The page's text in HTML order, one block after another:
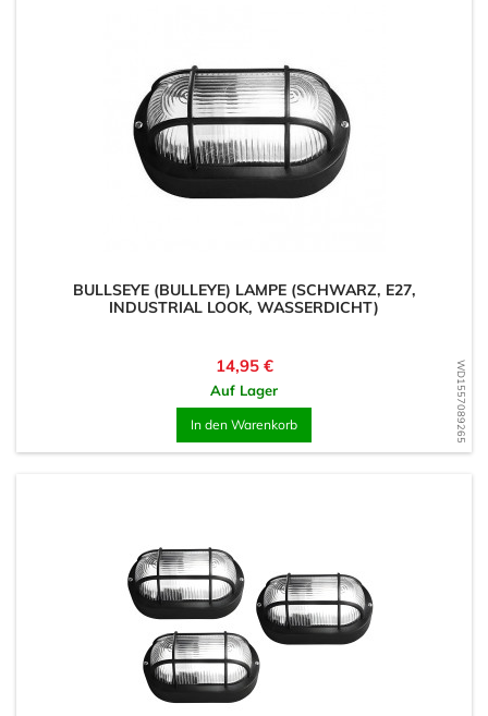
WD1557089265
BULLSEYE (BULLEYE) LAMPE (SCHWARZ, E27,
INDUSTRIAL LOOK, WASSERDICHT)
Preis
14,95 €
Auf Lager
In den Warenkorb